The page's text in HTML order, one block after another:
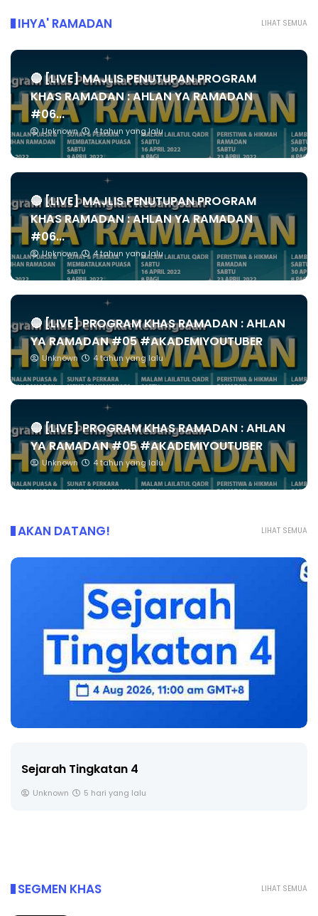
LIHAT SEMUA
IHYA' RAMADAN
🔴 [LIVE] MAJLIS PENUTUPAN PROGRAM
KHAS RAMADAN : AHLAN YA RAMADAN
#06...
Unknown 4 tahun yang lalu
🔴 [LIVE] MAJLIS PENUTUPAN PROGRAM
KHAS RAMADAN : AHLAN YA RAMADAN
#06...
Unknown 4 tahun yang lalu
🔴 [LIVE] PROGRAM KHAS RAMADAN : AHLAN
YA RAMADAN #05 #AKADEMIYOUTUBER
Unknown 4 tahun yang lalu
🔴 [LIVE] PROGRAM KHAS RAMADAN : AHLAN
YA RAMADAN #05 #AKADEMIYOUTUBER
Unknown 4 tahun yang lalu
LIHAT SEMUA
AKAN DATANG!
🔴 [LIVE] PRINSIP PERAKAUNAN, BEDAH TUNTAS
LIHAT SEMUA
SEGMEN KHAS